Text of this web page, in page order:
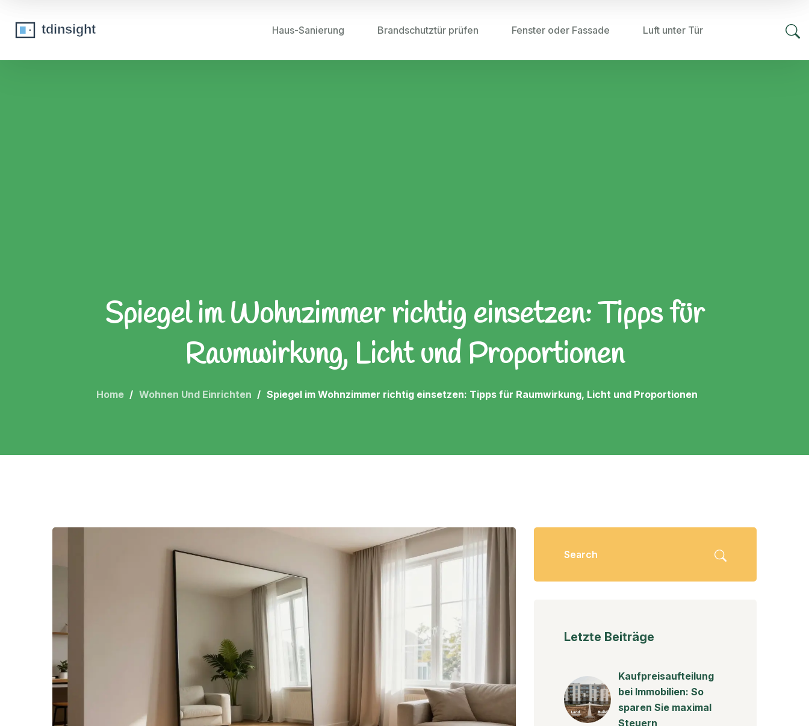
Haus-Sanierung Brandschutztür prüfen Fenster oder Fassade Luft unter Tür
Spiegel im Wohnzimmer richtig einsetzen: Tipps für
Raumwirkung, Licht und Proportionen
Home Wohnen Und Einrichten Spiegel im Wohnzimmer richtig einsetzen: Tipps für Raumwirkung, Licht und Proportionen
Letzte Beiträge
Kaufpreisaufteilung
bei Immobilien: So
sparen Sie maximal
Steuern